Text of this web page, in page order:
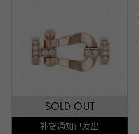
SOLD OUT
补货通知已发出